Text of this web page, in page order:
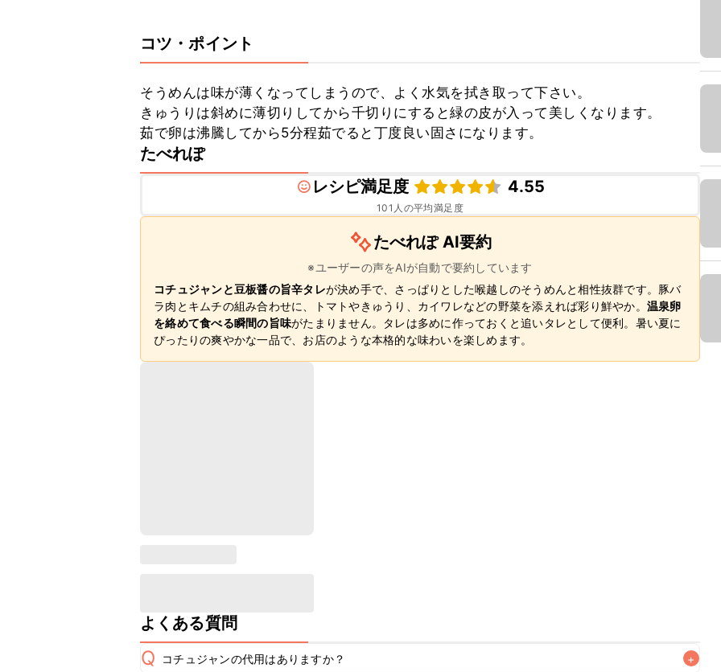
コツ・ポイント
そうめんは味が薄くなってしまうので、よく水気を拭き取って下さい。
きゅうりは斜めに薄切りしてから千切りにすると緑の皮が入って美しくなります。
茹で卵は沸騰してから5分程茹でると丁度良い固さになります。
たべれぽ
レシピ満足度
4.55
101 人の平均満足度
たべれぽ AI要約
※ユーザーの声をAIが自動で要約しています
コチュジャンと豆板醤の旨辛タレが決め手で、さっぱりとした喉越しのそうめんと相性抜群です。豚バ
ラ肉とキムチの組み合わせに、トマトやきゅうり、カイワレなどの野菜を添えれば彩り鮮やか。 温泉卵
を絡めて食べる瞬間の旨味がたまりません。タレは多めに作っておくと追いタレとして便利。暑い夏に
ぴったりの爽やかな一品で、お店のような本格的な味わいを楽しめます。
よくある質問
Q コチュジャンの代用はありますか？ +